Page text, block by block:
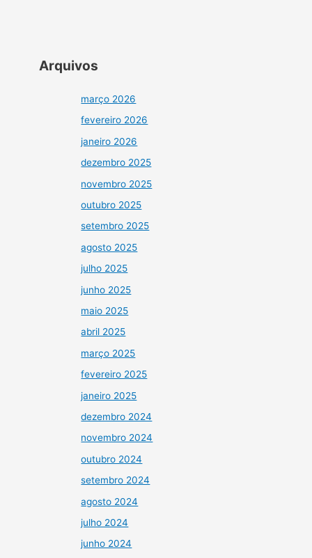
Arquivos
março 2026
fevereiro 2026
janeiro 2026
dezembro 2025
novembro 2025
outubro 2025
setembro 2025
agosto 2025
julho 2025
junho 2025
maio 2025
abril 2025
março 2025
fevereiro 2025
janeiro 2025
dezembro 2024
novembro 2024
outubro 2024
setembro 2024
agosto 2024
julho 2024
junho 2024